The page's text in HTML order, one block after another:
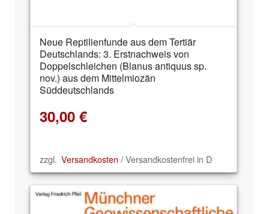
Neue Reptilienfunde aus dem Tertiär
Deutschlands: 3. Erstnachweis von
Doppelschleichen (Blanus antiquus sp.
nov.) aus dem Mittelmiozän
Süddeutschlands
30,00 €
zzgl. Versandkosten / Versandkostenfrei in D